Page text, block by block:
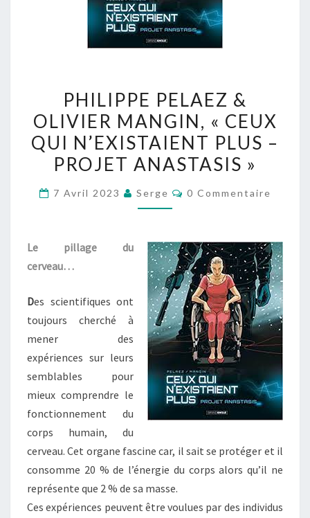
PELAEZ
&
OLIVIER
MANGIN,
QUI
–
PROJET
ANASTASIS »
PHILIPPE PELAEZ &
OLIVIER MANGIN, « CEUX
QUI N’EXISTAIENT PLUS –
PROJET ANASTASIS »
7 Avril 2023 Serge Commentaires
0 Commentaire
Le pillage du
cerveau…
Des scientifiques ont
toujours cherché à
mener des
expériences sur leurs
semblables pour
mieux comprendre le
fonctionnement du
corps humain, du
cerveau. Cet organe fascine car, il sait se protéger et il
consomme 20 % de l’énergie du corps alors qu’il ne
représente que 2 % de sa masse.
Ces expériences peuvent être voulues par des individus